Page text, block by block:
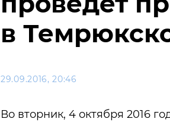
в
29.09.2016, 20:46
Во вторник, 4 октября 2016